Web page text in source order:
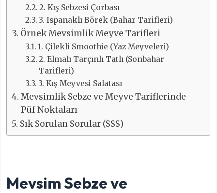
2. Kış Sebzesi Çorbası
3. Ispanaklı Börek (Bahar Tarifleri)
Örnek Mevsimlik Meyve Tarifleri
1. Çilekli Smoothie (Yaz Meyveleri)
2. Elmalı Tarçınlı Tatlı (Sonbahar
Tarifleri)
3. Kış Meyvesi Salatası
Mevsimlik Sebze ve Meyve Tariflerinde
Püf Noktaları
Sık Sorulan Sorular (SSS)
Mevsim Sebze ve